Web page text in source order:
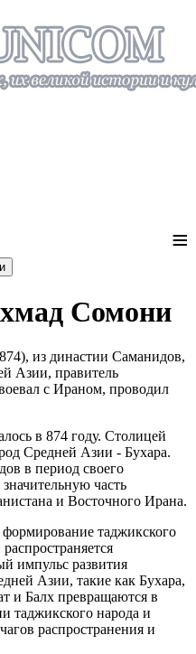
≡
Сомони
из династии Саманидов,
Азии, правитель
с Ираном, проводил
в 874 году. Столицей
Средней Азии - Бухара.
в период своего
часть
и Восточного Ирана.
таджикского
импульс развития
Азии, такие как Бухара,
и Балх превращаются в
таджикского народа и
распространения и